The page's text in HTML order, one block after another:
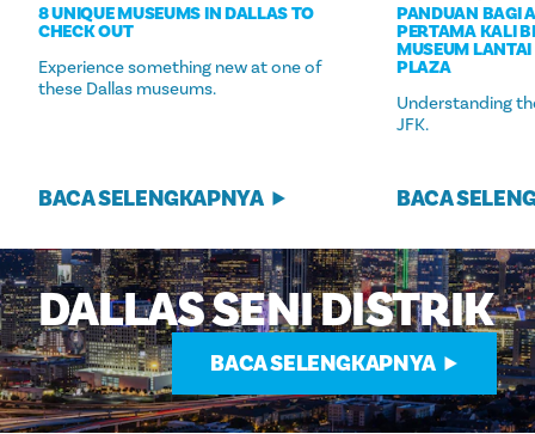
8 UNIQUE MUSEUMS IN DALLAS TO
CHECK OUT
Experience something new at one of
these Dallas museums.
BACA SELENGKAPNYA
PANDUAN BAGI
PERTAMA KALI
MUSEUM LANTAI
PLAZA
Understanding
JFK.
BACA
DALLASSENIDISTRIK
BACA SELENGKAPNYA